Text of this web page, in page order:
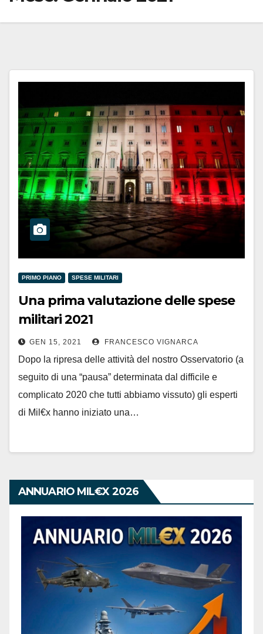
PRIMO PIANO SPESE MILITARI
Una prima valutazione delle spese
militari 2021
GEN 15, 2021 FRANCESCO VIGNARCA
Dopo la ripresa delle attività del nostro Osservatorio (a
seguito di una “pausa” determinata dal difficile e
complicato 2020 che tutti abbiamo vissuto) gli esperti
di Mil€x hanno iniziato una…
ANNUARIO MIL€X 2026